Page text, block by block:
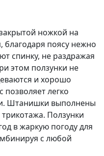
ножкой на
поясу нежно
спинку, не раздражая
этом ползунки не
и хорошо
легко
Штанишки выполнены
Ползунки
в жаркую погоду для
с любой